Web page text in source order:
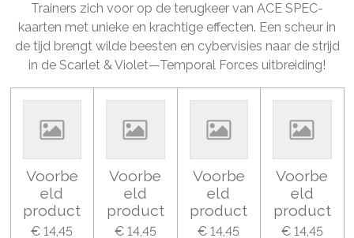
Trainers zich voor op de terugkeer van ACE SPEC-
kaarten met unieke en krachtige effecten. Een scheur in
de tijd brengt wilde beesten en cybervisies naar de strijd
in de Scarlet & Violet—Temporal Forces uitbreiding!
Voorbe
eld
product
€ 14,45
Voorbe
eld
product
€ 14,45
Voorbe
eld
product
€ 14,45
Voorbe
eld
product
€ 14,45